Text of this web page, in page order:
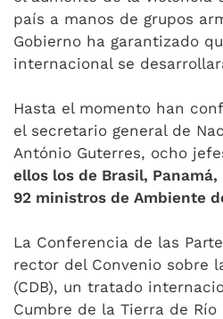
país a manos de grupos
Gobierno ha garantizado
internacional se
Hasta el momento han
el secretario general de
António Guterres, ocho
ellos los de Brasil,
92 ministros de Ambiente
La Conferencia de las
rector del Convenio sobre
(CDB), un tratado
Cumbre de la Tierra de Río